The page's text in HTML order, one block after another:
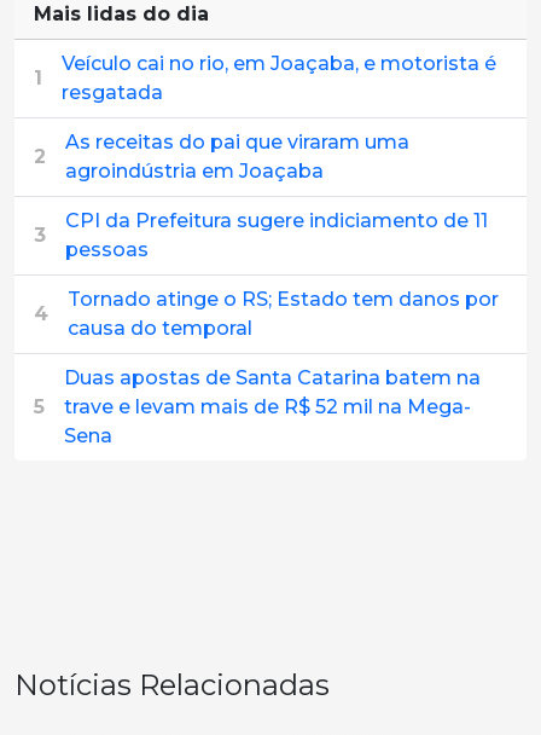
Mais lidas do dia
1
Veículo cai no rio, em Joaçaba, e motorista é
resgatada
2
As receitas do pai que viraram uma
agroindústria em Joaçaba
3
CPI da Prefeitura sugere indiciamento de 11
pessoas
4
Tornado atinge o RS; Estado tem danos por
causa do temporal
5
Duas apostas de Santa Catarina batem na
trave e levam mais de R$ 52 mil na Mega-
Sena
Notícias Relacionadas